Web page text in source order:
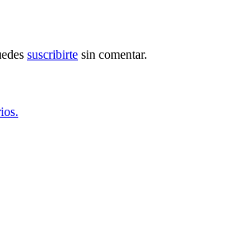
suscribirte sin comentar.